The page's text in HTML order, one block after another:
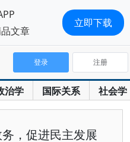
治学 国际关系 社会学
登录 注册
，促进民主发展
文章
立即下载